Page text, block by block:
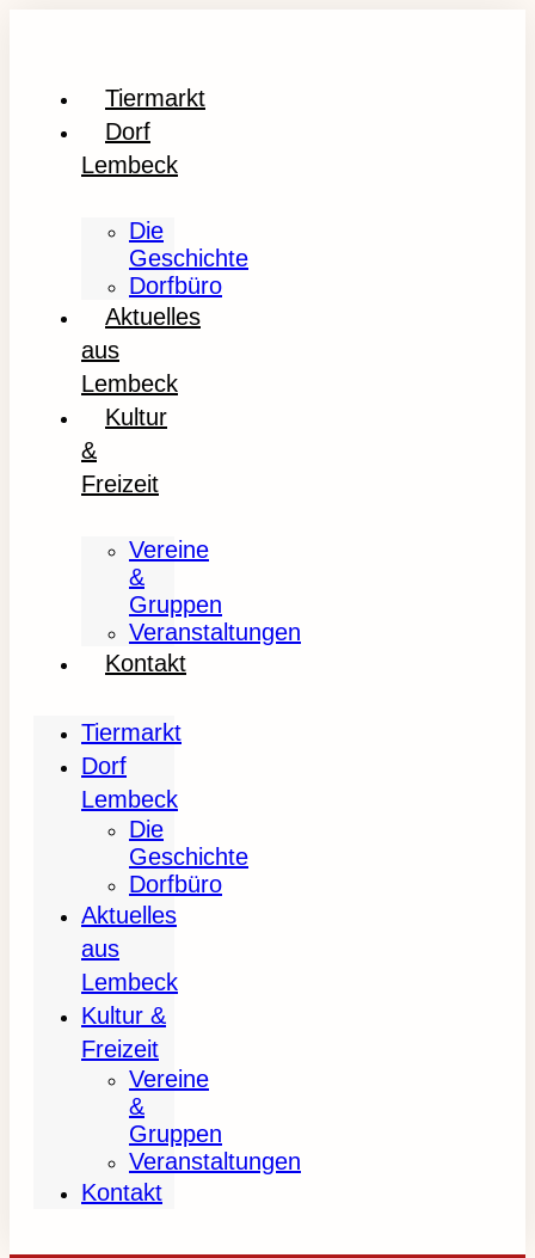
Tiermarkt
Dorf
Lembeck
Die
Geschichte
Dorfbüro
Aktuelles
aus
Lembeck
Kultur
&
Freizeit
Vereine
&
Gruppen
Veranstaltungen
Kontakt
Tiermarkt
Dorf
Lembeck
Die
Geschichte
Dorfbüro
Aktuelles
aus
Lembeck
Kultur &
Freizeit
Vereine
&
Gruppen
Veranstaltungen
Kontakt